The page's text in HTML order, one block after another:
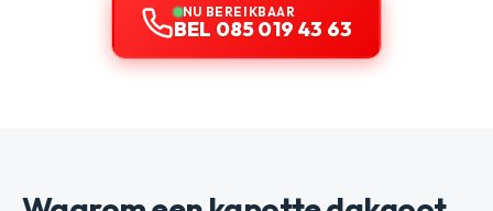
NU BEREIKBAAR
BEL 085 019 43 63